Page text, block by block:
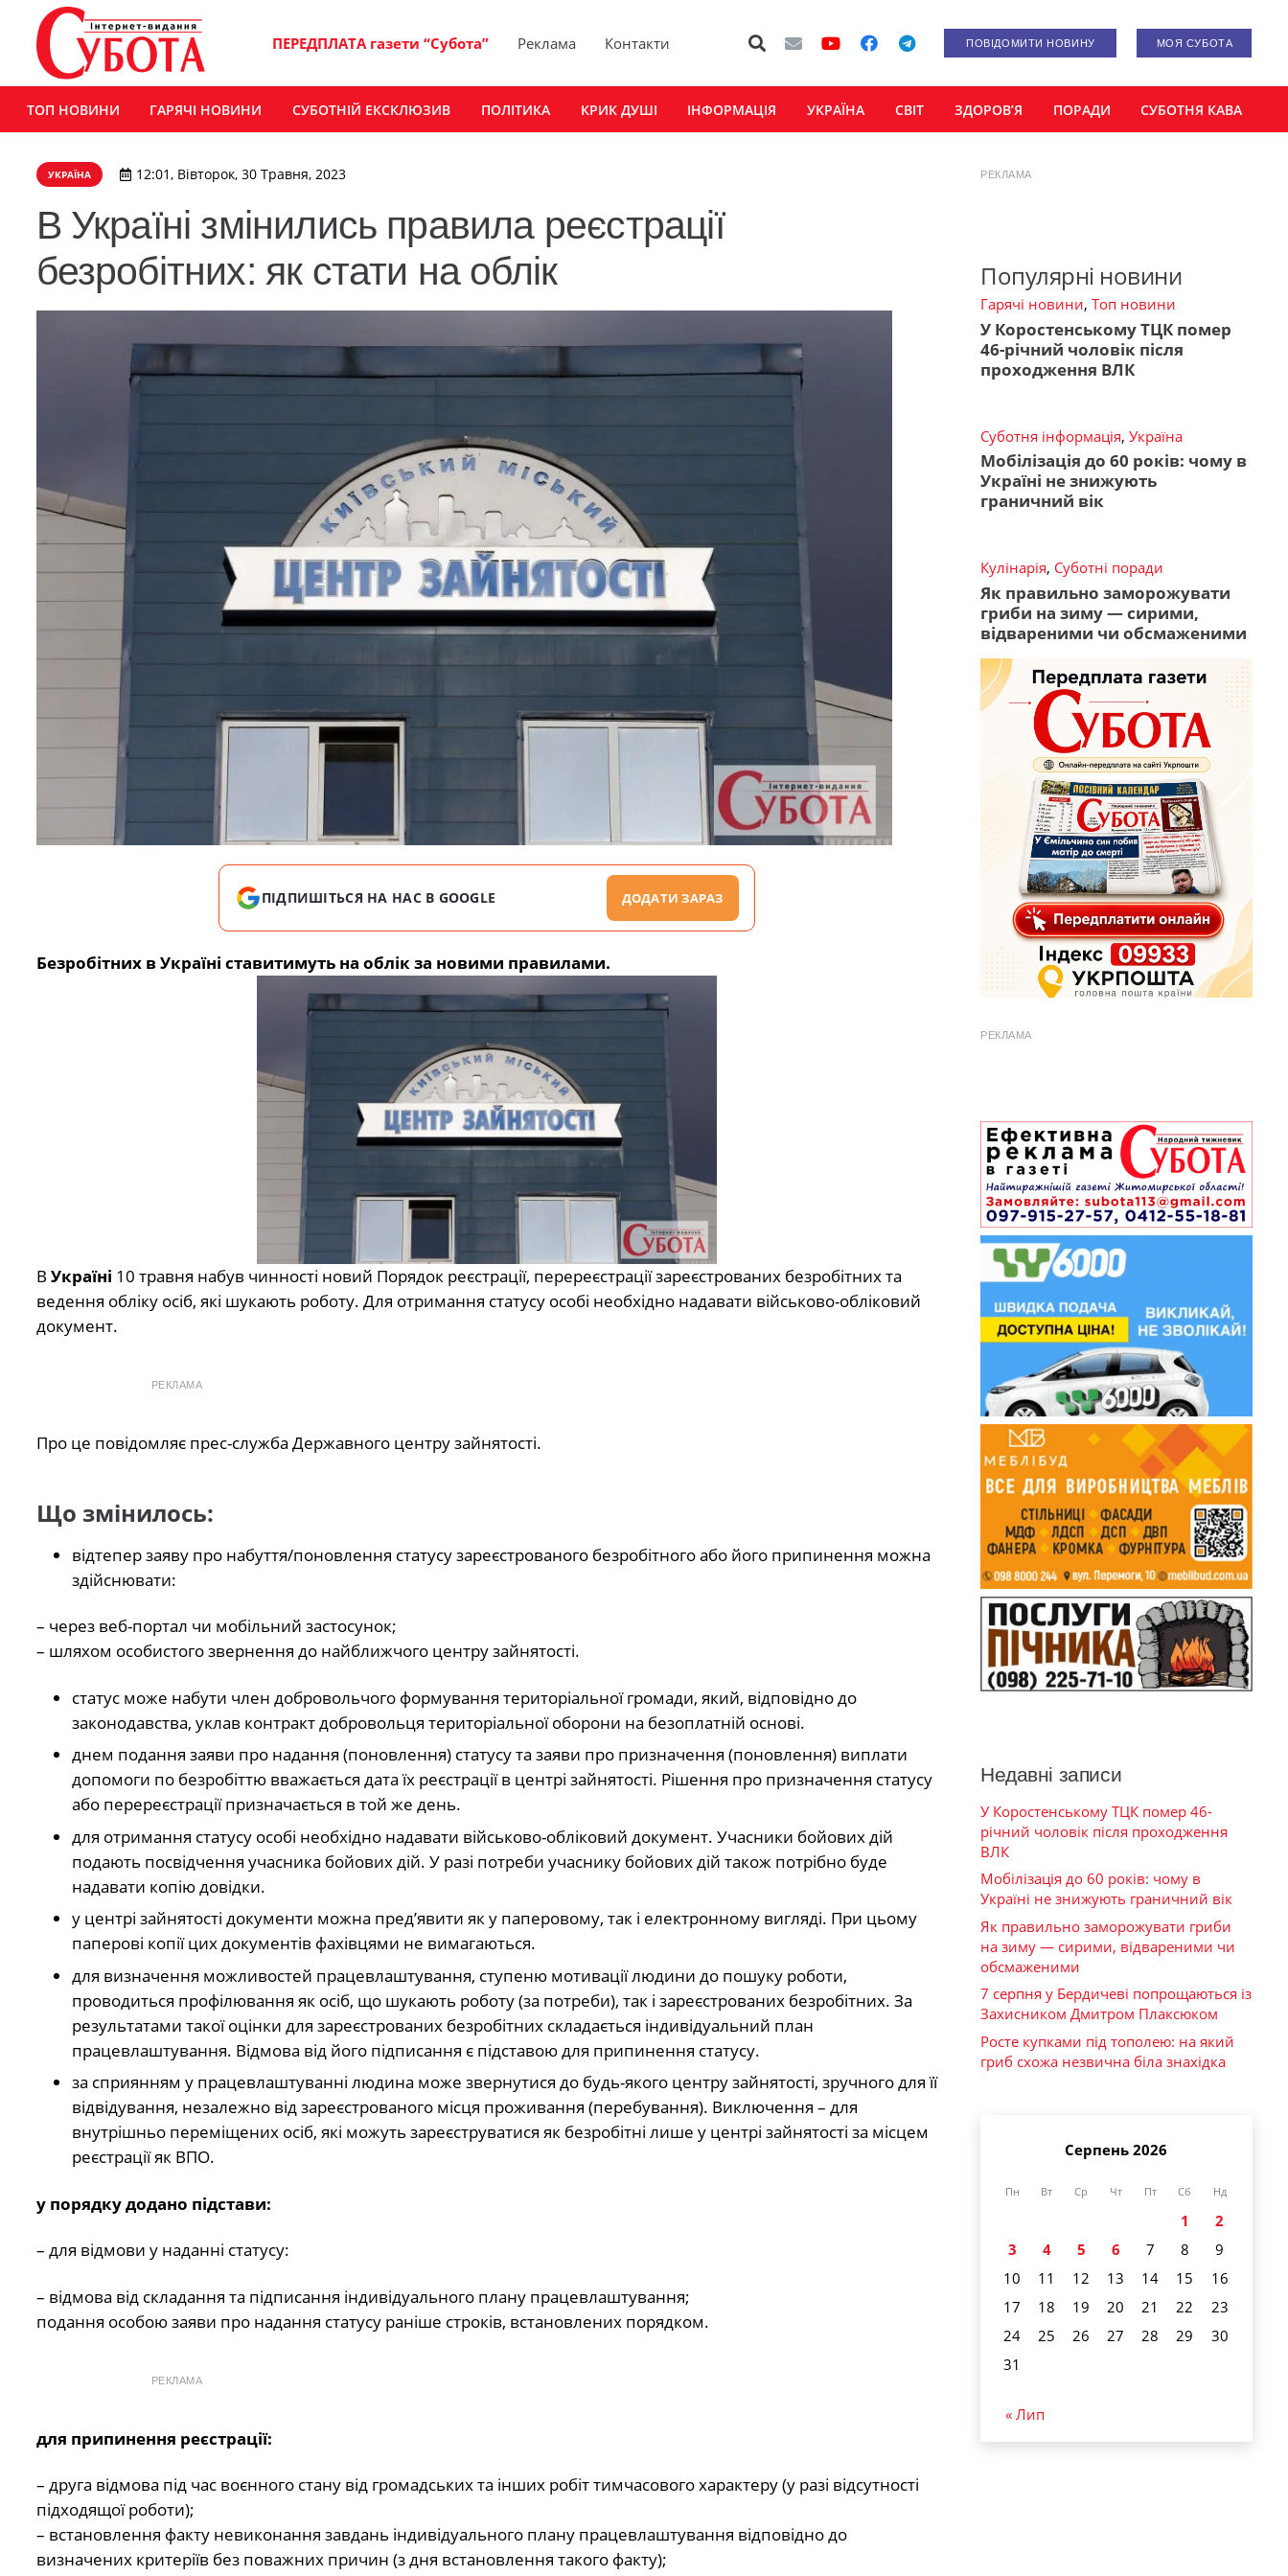
ПЕРЕДПЛАТА газети “Субота” Реклама Контакти ПОВІДОМИТИ НОВИНУ МОЯ СУБОТА
ТОП НОВИНИ ГАРЯЧІ НОВИНИ СУБОТНІЙ ЕКСКЛЮЗИВ ПОЛІТИКА КРИК ДУШІ ІНФОРМАЦІЯ УКРАЇНА СВІТ ЗДОРОВ’Я ПОРАДИ СУБОТНЯ КАВА
УКРАЇНА 12:01, Вівторок, 30 Травня, 2023
В Україні змінились правила реєстрації
безробітних: як стати на облік
ПІДПИШІТЬСЯ НА НАС В GOOGLE ДОДАТИ ЗАРАЗ
Безробітних в Україні ставитимуть на облік за новими правилами.
В Україні 10 травня набув чинності новий Порядок реєстрації, перереєстрації зареєстрованих безробітних та
ведення обліку осіб, які шукають роботу. Для отримання статусу особі необхідно надавати військово-обліковий
документ.
РЕКЛАМА
Про це повідомляє прес-служба Державного центру зайнятості.
Що змінилось:
відтепер заяву про набуття/поновлення статусу зареєстрованого безробітного або його припинення можна
здійснювати:
– через веб-портал чи мобільний застосунок;
– шляхом особистого звернення до найближчого центру зайнятості.
статус може набути член добровольчого формування територіальної громади, який, відповідно до
законодавства, уклав контракт добровольця територіальної оборони на безоплатній основі.
днем подання заяви про надання (поновлення) статусу та заяви про призначення (поновлення) виплати
допомоги по безробіттю вважається дата їх реєстрації в центрі зайнятості. Рішення про призначення статусу
або перереєстрації призначається в той же день.
для отримання статусу особі необхідно надавати військово-обліковий документ. Учасники бойових дій
подають посвідчення учасника бойових дій. У разі потреби учаснику бойових дій також потрібно буде
надавати копію довідки.
у центрі зайнятості документи можна пред’явити як у паперовому, так і електронному вигляді. При цьому
паперові копії цих документів фахівцями не вимагаються.
для визначення можливостей працевлаштування, ступеню мотивації людини до пошуку роботи,
проводиться профілювання як осіб, що шукають роботу (за потреби), так і зареєстрованих безробітних. За
результатами такої оцінки для зареєстрованих безробітних складається індивідуальний план
працевлаштування. Відмова від його підписання є підставою для припинення статусу.
за сприянням у працевлаштуванні людина може звернутися до будь-якого центру зайнятості, зручного для її
відвідування, незалежно від зареєстрованого місця проживання (перебування). Виключення – для
внутрішньо переміщених осіб, які можуть зареєструватися як безробітні лише у центрі зайнятості за місцем
реєстрації як ВПО.
у порядку додано підстави:
– для відмови у наданні статусу:
– відмова від складання та підписання індивідуального плану працевлаштування;
подання особою заяви про надання статусу раніше строків, встановлених порядком.
РЕКЛАМА
для припинення реєстрації:
– друга відмова під час воєнного стану від громадських та інших робіт тимчасового характеру (у разі відсутності
підходящої роботи);
– встановлення факту невиконання завдань індивідуального плану працевлаштування відповідно до
визначених критеріїв без поважних причин (з дня встановлення такого факту);
РЕКЛАМА
Популярні новини
Гарячі новини, Топ новини
У Коростенському ТЦК помер
46-річний чоловік після
проходження ВЛК
Суботня інформація, Україна
Мобілізація до 60 років: чому в
Україні не знижують
граничний вік
Кулінарія, Суботні поради
Як правильно заморожувати
гриби на зиму — сирими,
відвареними чи обсмаженими
РЕКЛАМА
Недавні записи
У Коростенському ТЦК помер 46-
річний чоловік після проходження
ВЛК
Мобілізація до 60 років: чому в
Україні не знижують граничний вік
Як правильно заморожувати гриби
на зиму — сирими, відвареними чи
обсмаженими
7 серпня у Бердичеві попрощаються із
Захисником Дмитром Плаксюком
Росте купками під тополею: на який
гриб схожа незвична біла знахідка
Серпень 2026
Пн Вт Ср Чт Пт Сб Нд
1
2
3
4 5 6 7 8
9
10
11 12 13 14 15
16
17
18 19 20 21 22
23
24
25 26 27 28 29
30
31
« Лип